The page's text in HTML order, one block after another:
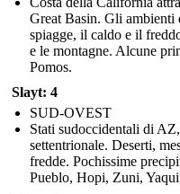
Great Basin. Gli ambienti
spiagge, il caldo e il
e le montagne. Alcune
Pomos.
Slayt: 4
SUD-OVEST
Stati sudoccidentali di
settentrionale. Deserti,
fredde. Pochissime
Pueblo, Hopi, Zuni,